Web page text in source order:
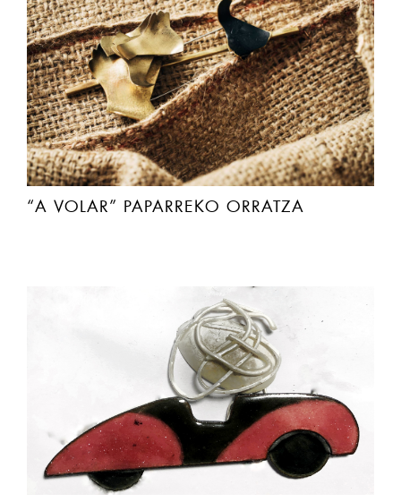
“A VOLAR” PAPARREKO ORRATZA